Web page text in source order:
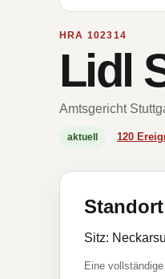
HRA 102314
Lidl
Amtsgericht
aktuell 120
Standort
Sitz:
Eine